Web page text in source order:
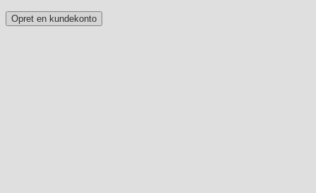
Opret en kundekonto